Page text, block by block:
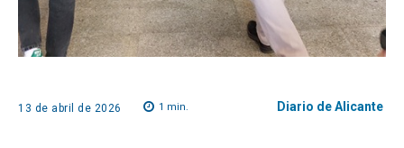
13 de abril de 2026 1 min. Diario de Alicante